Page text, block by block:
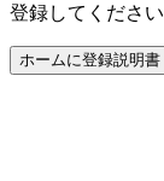
登録してください
ホームに登録説明書